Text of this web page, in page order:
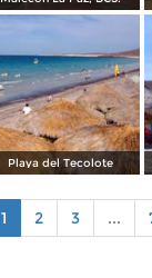
Playa del Tecolote
1 2 3 ...